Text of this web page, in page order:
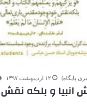
پایگاه) ۱۲ اردیبهشت ۱۳۹۷
انبیا و بلکه